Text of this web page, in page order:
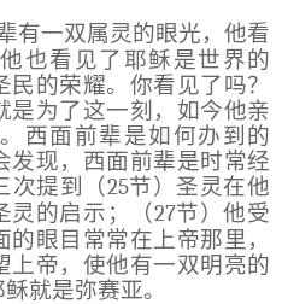
有一双属灵的眼光，他看
也看见了耶稣是世界的
的荣耀。你看见了吗？
是为了这一刻，如今他亲
西面前辈是如何办到的
发现，西面前辈是时常经
次提到（25节）圣灵在他
灵的启示；（27节）他受
眼目常常在上帝那里，
上帝，使他有一双明亮的
就是弥赛亚。